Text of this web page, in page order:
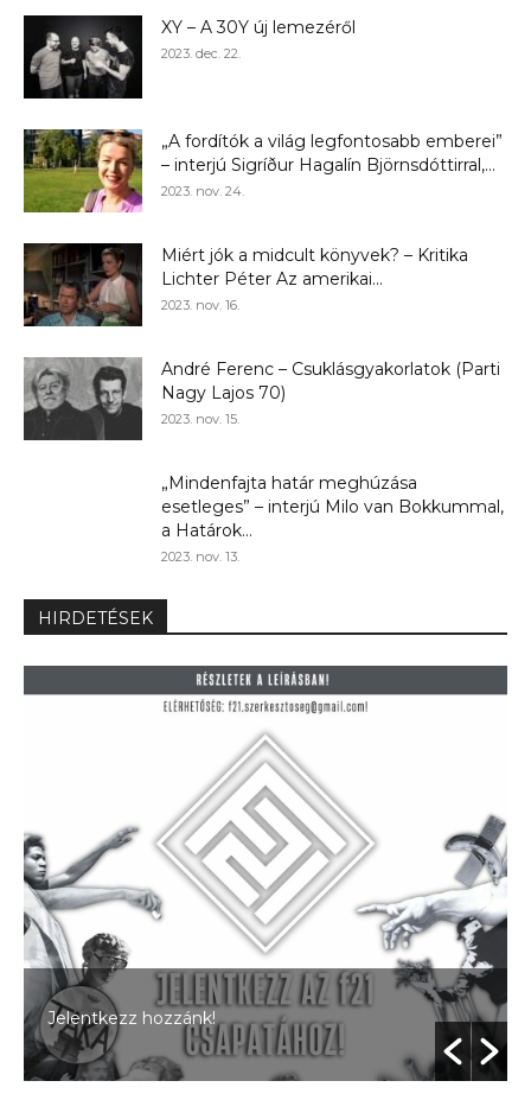
XY – A 30Y új lemezéről
2023. dec. 22.
„A fordítók a világ legfontosabb emberei”
– interjú Sigríður Hagalín Björnsdóttirral,...
2023. nov. 24.
Miért jók a midcult könyvek? – Kritika
Lichter Péter Az amerikai...
2023. nov. 16.
André Ferenc – Csuklásgyakorlatok (Parti
Nagy Lajos 70)
2023. nov. 15.
„Mindenfajta határ meghúzása
esetleges” – interjú Milo van Bokkummal,
a Határok...
2023. nov. 13.
HIRDETÉSEK
Jelentkezz hozzánk!